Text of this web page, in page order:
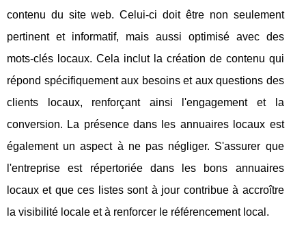
contenu du site web. Celui-ci doit être non seulement
pertinent et informatif, mais aussi optimisé avec des
mots-clés locaux. Cela inclut la création de contenu qui
répond spécifiquement aux besoins et aux questions des
clients locaux, renforçant ainsi l'engagement et la
conversion. La présence dans les annuaires locaux est
également un aspect à ne pas négliger. S'assurer que
l'entreprise est répertoriée dans les bons annuaires
locaux et que ces listes sont à jour contribue à accroître
la visibilité locale et à renforcer le référencement local.